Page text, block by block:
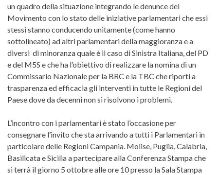
un quadro della situazione integrando le denunce del
Movimento con lo stato delle iniziative parlamentari che essi
stessi stanno conducendo unitamente (come hanno
sottolineato) ad altri parlamentari della maggioranza e a
diversi di minoranza quale è il caso di Sinistra Italiana, del PD
e del M5S e che ha l’obiettivo di realizzare la nomina di un
Commissario Nazionale per la BRC e la TBC che riporti a
trasparenza ed efficacia gli interventi in tutte le Regioni del
Paese dove da decenni non si risolvono i problemi.
L’incontro con i parlamentari è stato l’occasione per
consegnare l’invito che sta arrivando a tutti i Parlamentari in
particolare delle Regioni Campania. Molise, Puglia, Calabria,
Basilicata e Sicilia a partecipare alla Conferenza Stampa che
si terrà il giorno 5 ottobre alle ore 10 presso la Sala Stampa